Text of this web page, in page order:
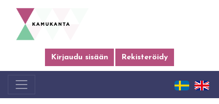
Kirjaudu sisään Rekisteröidy